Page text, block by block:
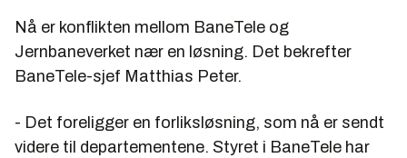
Nå er konflikten mellom BaneTele og
Jernbaneverket nær en løsning. Det bekrefter
BaneTele-sjef Matthias Peter.
- Det foreligger en forliksløsning, som nå er sendt
videre til departementene. Styret i BaneTele har